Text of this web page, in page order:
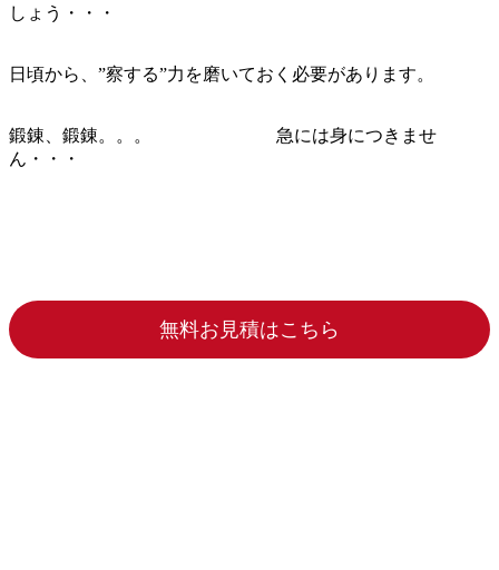
しょう・・・
日頃から、”察する”力を磨いておく必要があります。
鍛錬、鍛錬。。。 急には身につきませ
ん・・・
無料お見積はこちら